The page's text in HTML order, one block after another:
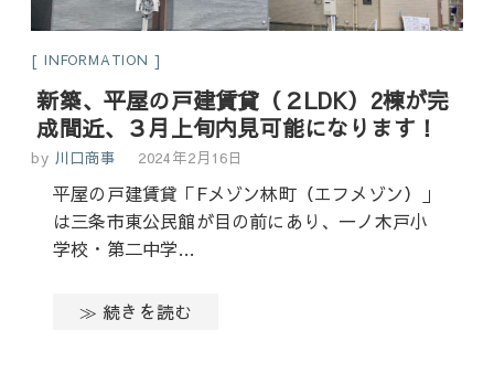
INFORMATION
新築、平屋の戸建賃貸（２LDK）2棟が完
成間近、３月上旬内見可能になります！
by 川口商事 2024年2月16日
平屋の戸建賃貸「Fメゾン林町（エフメゾン）」
は三条市東公民館が目の前にあり、一ノ木戸小
学校・第二中学…
≫ 続きを読む